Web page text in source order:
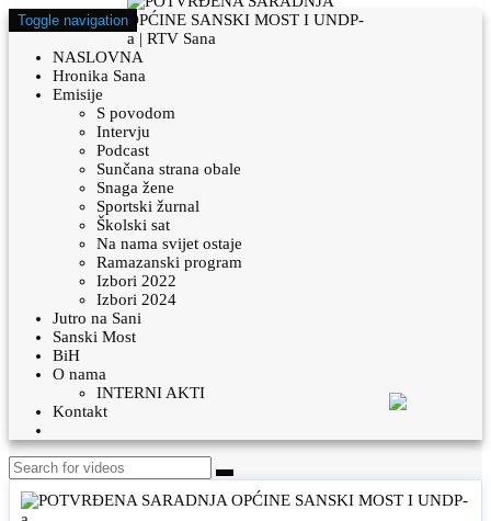
Toggle navigation
NASLOVNA
Hronika Sana
Emisije
S povodom
Intervju
Podcast
Sunčana strana obale
Snaga žene
Sportski žurnal
Školski sat
Na nama svijet ostaje
Ramazanski program
Izbori 2022
Izbori 2024
Jutro na Sani
Sanski Most
BiH
O nama
INTERNI AKTI
Kontakt